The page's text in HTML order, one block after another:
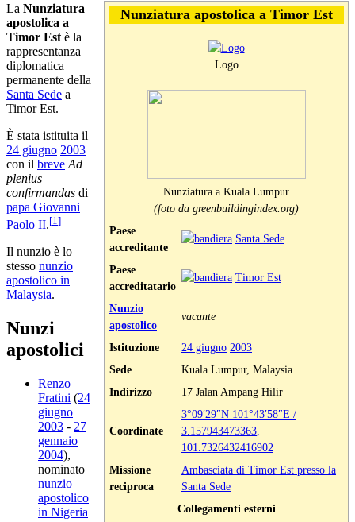
Nunziatura apostolica a Timor Est
Logo
Nunziatura a Kuala Lumpur
(foto da greenbuildingindex.org)
Paese
accreditante
Santa Sede
Paese
accreditatario
Timor Est
Nunzio
apostolico
vacante
Istituzione 24 giugno 2003
Sede
Kuala Lumpur, Malaysia
Indirizzo
17 Jalan Ampang Hilir
Coordinate
3°09′29″N 101°43′58″E /
3.157943473363
101.7326432416902
Missione
reciproca
Ambasciata di Timor Est presso la
Santa Sede
Collegamenti esterni
La Nunziatura
apostolica a
Timor Est è la
rappresentanza
diplomatica
permanente della
Santa Sede a
Timor Est.
È stata istituita il
24 giugno 2003
con il breve Ad
plenius
confirmandas di
papa Giovanni
Paolo II.[1 ]
Il nunzio è lo
stesso nunzio
apostolico in
Malaysia.
Nunzi
apostolici
Renzo
Fratini (24
giugno
2003 - 27
gennaio
2004),
nominato
nunzio
apostolico
in Nigeria